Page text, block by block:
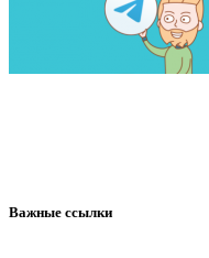
Важные ссылки